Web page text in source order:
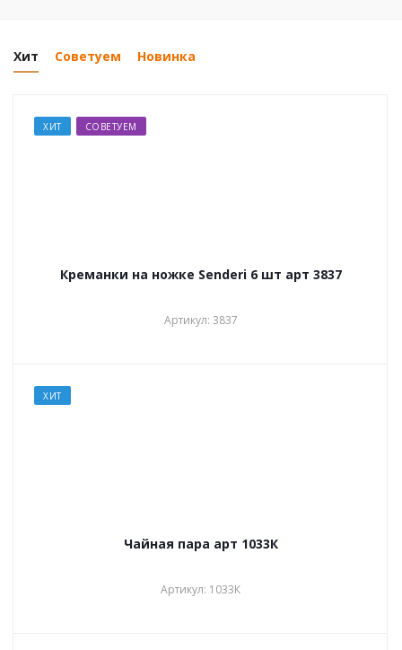
Хит Советуем Новинка
ХИТ СОВЕТУЕМ
Креманки на ножке Senderi 6 шт арт 3837
Артикул: 3837
ХИТ
Чайная пара арт 1033К
Артикул: 1033К